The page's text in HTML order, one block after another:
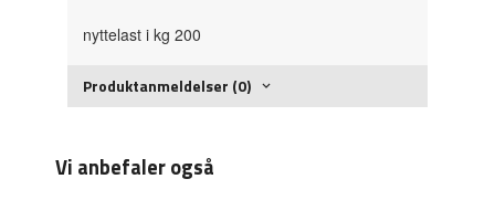
nyttelast i kg 200
Produktanmeldelser (0)
Vi anbefaler også